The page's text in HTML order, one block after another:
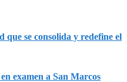
se consolida y redefine el
examen a San Marcos